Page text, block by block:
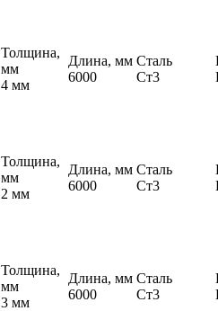
Толщина,
мм
4 мм
Длина, мм
6000
Сталь
Ст3
Толщина,
мм
2 мм
Длина, мм
6000
Сталь
Ст3
Толщина,
мм
3 мм
Длина, мм
6000
Сталь
Ст3